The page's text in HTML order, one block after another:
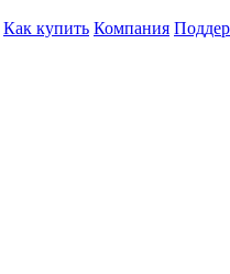
Как купить Компания